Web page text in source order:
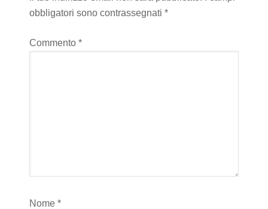
obbligatori sono contrassegnati *
Commento *
Nome *